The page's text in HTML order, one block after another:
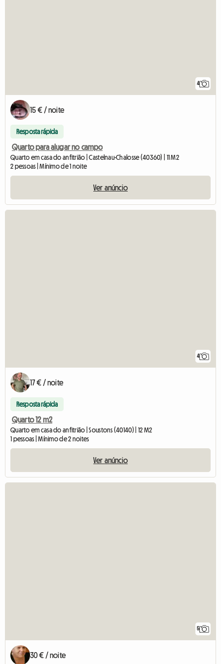
4
15 € / noite
Resposta rápida
Quarto para alugar no campo
Quarto em casa do anfitrião | Castelnau-Chalosse (40360) | 11 M2
2 pessoas | Mínimo de 1 noite
Ver anúncio
4
17 € / noite
Resposta rápida
Quarto 12 m2
Quarto em casa do anfitrião | Soustons (40140) | 12 M2
1 pessoas | Mínimo de 2 noites
Ver anúncio
5
30 € / noite